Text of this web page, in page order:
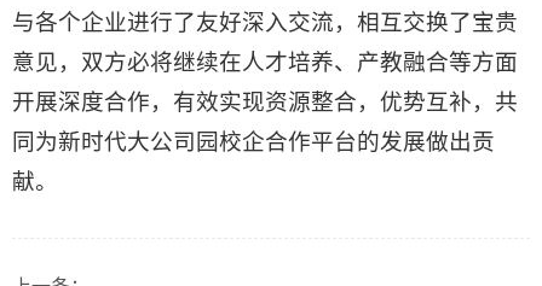
与各个企业进行了友好深入交流，相互交换了宝贵
意见，双方必将继续在人才培养、产教融合等方面
开展深度合作，有效实现资源整合，优势互补，共
同为新时代大公司园校企合作平台的发展做出贡
献。